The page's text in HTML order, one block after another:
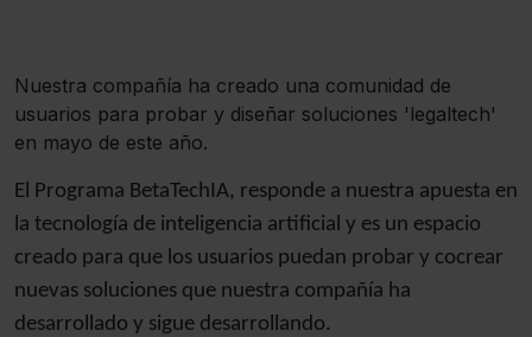
Nuestra compañía ha creado una comunidad de
usuarios para probar y diseñar soluciones 'legaltech'
en mayo de este año.
El Programa BetaTechIA, responde a nuestra apuesta en
la tecnología de inteligencia artificial y es un espacio
creado para que los usuarios puedan probar y cocrear
nuevas soluciones que nuestra compañía ha
desarrollado y sigue desarrollando.